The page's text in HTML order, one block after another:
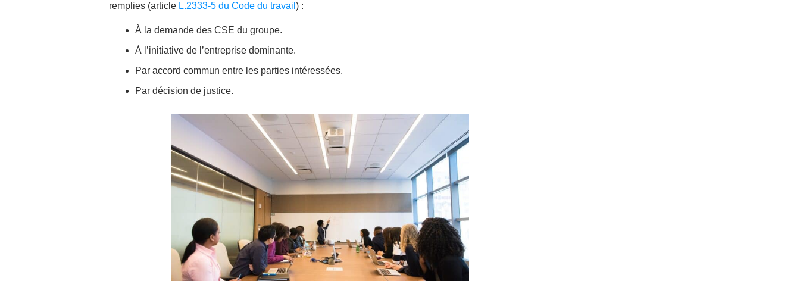
remplies (article L.2333-5 du Code du travail ) :
À la demande des CSE du groupe.
À l’initiative de l’entreprise dominante.
Par accord commun entre les parties intéressées.
Par décision de justice.